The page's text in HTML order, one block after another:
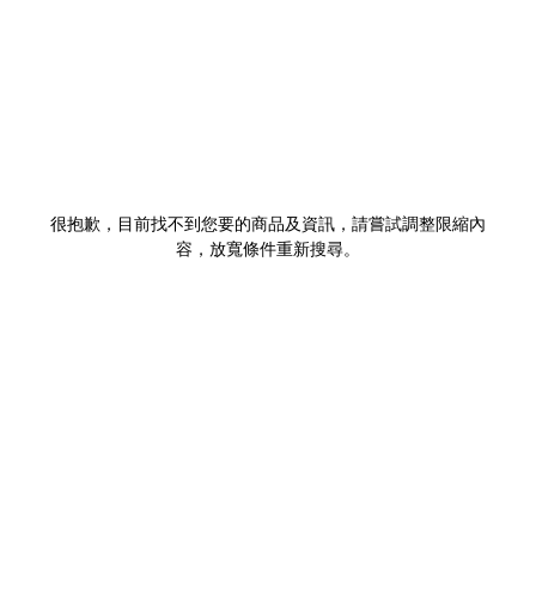
很抱歉，目前找不到您要的商品及資訊，請嘗試調整限縮內
容，放寬條件重新搜尋。